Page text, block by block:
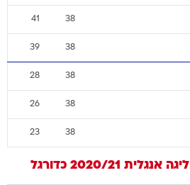
38
41
38
39
38
28
38
26
38
23
ליגה אנגלית 2020/21 כדורגל